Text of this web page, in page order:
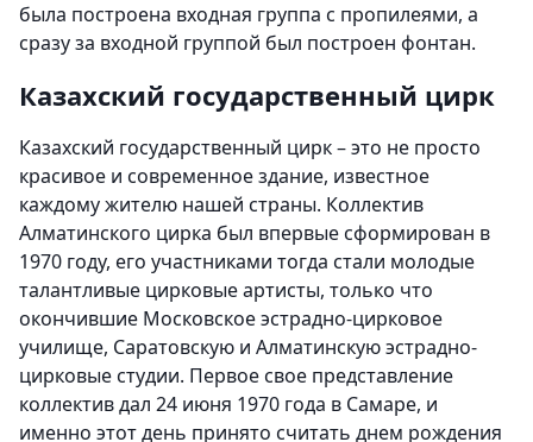
была построена входная группа с пропилеями, а
сразу за входной группой был построен фонтан.
Казахский государственный цирк
Казахский государственный цирк – это не просто
красивое и современное здание, известное
каждому жителю нашей страны. Коллектив
Алматинского цирка был впервые сформирован в
1970 году, его участниками тогда стали молодые
талантливые цирковые артисты, только что
окончившие Московское эстрадно-цирковое
училище, Саратовскую и Алматинскую эстрадно-
цирковые студии. Первое свое представление
коллектив дал 24 июня 1970 года в Самаре, и
именно этот день принято считать днем рождения